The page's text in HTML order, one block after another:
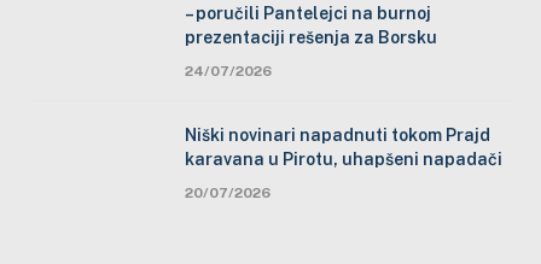
– poručili Pantelejci na burnoj
prezentaciji rešenja za Borsku
24/07/2026
Niški novinari napadnuti tokom Prajd
karavana u Pirotu, uhapšeni napadači
20/07/2026